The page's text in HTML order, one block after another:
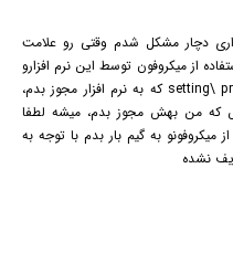
دچار مشکل شدم وقتی رو علامت
از میکروفون توسط این نرم افزارو
فعال کنید، وقتی میرم setting\ privacy /microphone که به نرم افزار مجوز بدم،
که من بهش مجوز بدم، میشه لطفا
میکروفونو به گیم بار بدم با توجه به
نشده